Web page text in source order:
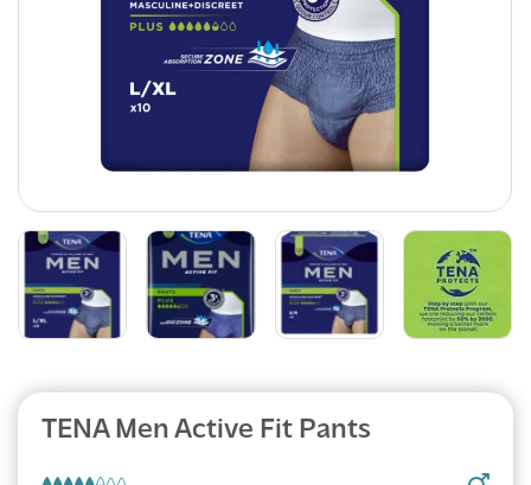
TENA Men Active Fit Pants